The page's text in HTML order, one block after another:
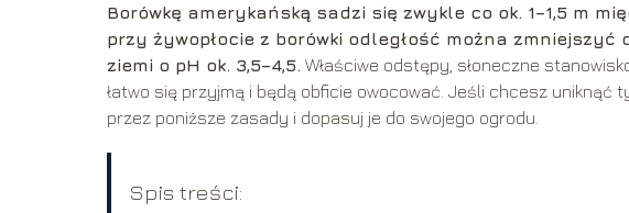
Borówkę amerykańską sadzi się zwykle co ok. 1–1,5 m
przy żywopłocie z borówki odległość można zmniejszyć
ziemi o pH ok. 3,5–4,5. Właściwe odstępy, słoneczne
łatwo się przyjmą i będą obficie owocować. Jeśli chcesz uniknąć
przez poniższe zasady i dopasuj je do swojego ogrodu.
Spis treści: